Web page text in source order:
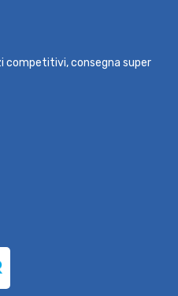
competitivi, consegna super